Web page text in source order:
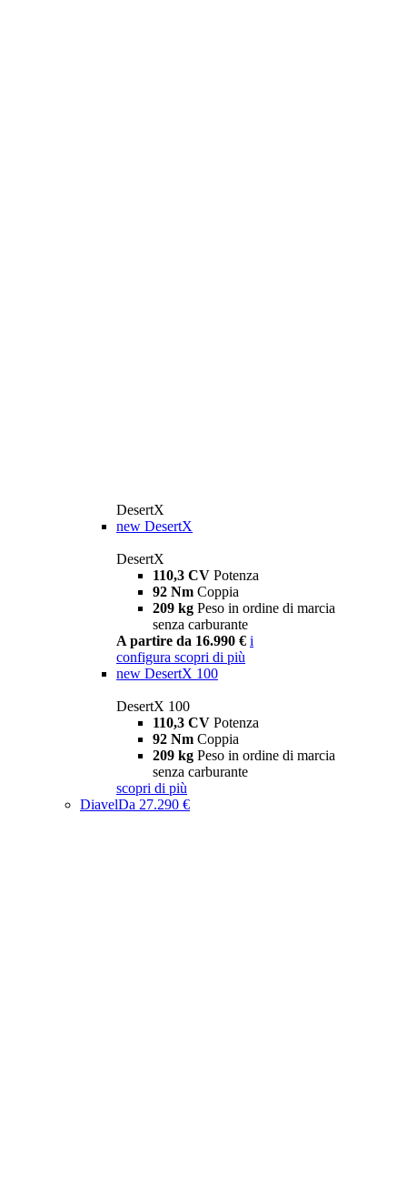
DesertX
new DesertX
DesertX
110,3 CV Potenza
92 Nm Coppia
209 kg Peso in ordine di marcia
senza carburante
A partire da 16.990 € i
configura scopri di più
new DesertX 100
DesertX 100
110,3 CV Potenza
92 Nm Coppia
209 kg Peso in ordine di marcia
senza carburante
scopri di più
DiavelDa 27.290 €